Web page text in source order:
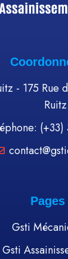
- 175 Rue
Ruitz
Pages
Gsti
Gsti